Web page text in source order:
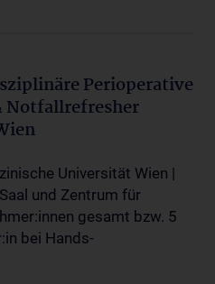
Perioperative
Notfallrefresher
Universität Wien |
und Zentrum für
gesamt bzw. 5
bei Hands-